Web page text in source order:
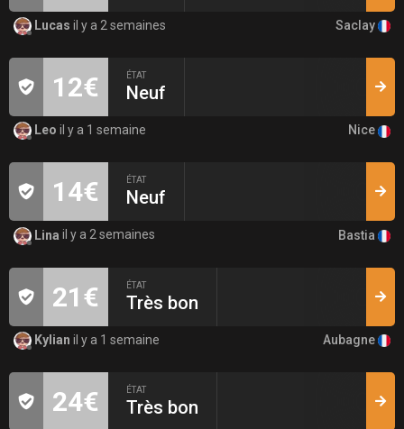
Lucas il y a 2 semaines Saclay
12€ ÉTAT
Neuf
Leo il y a 1 semaine Nice
14€ ÉTAT
Neuf
Lina il y a 2 semaines Bastia
21€ ÉTAT
Très bon
Kylian il y a 1 semaine Aubagne
24€ ÉTAT
Très bon